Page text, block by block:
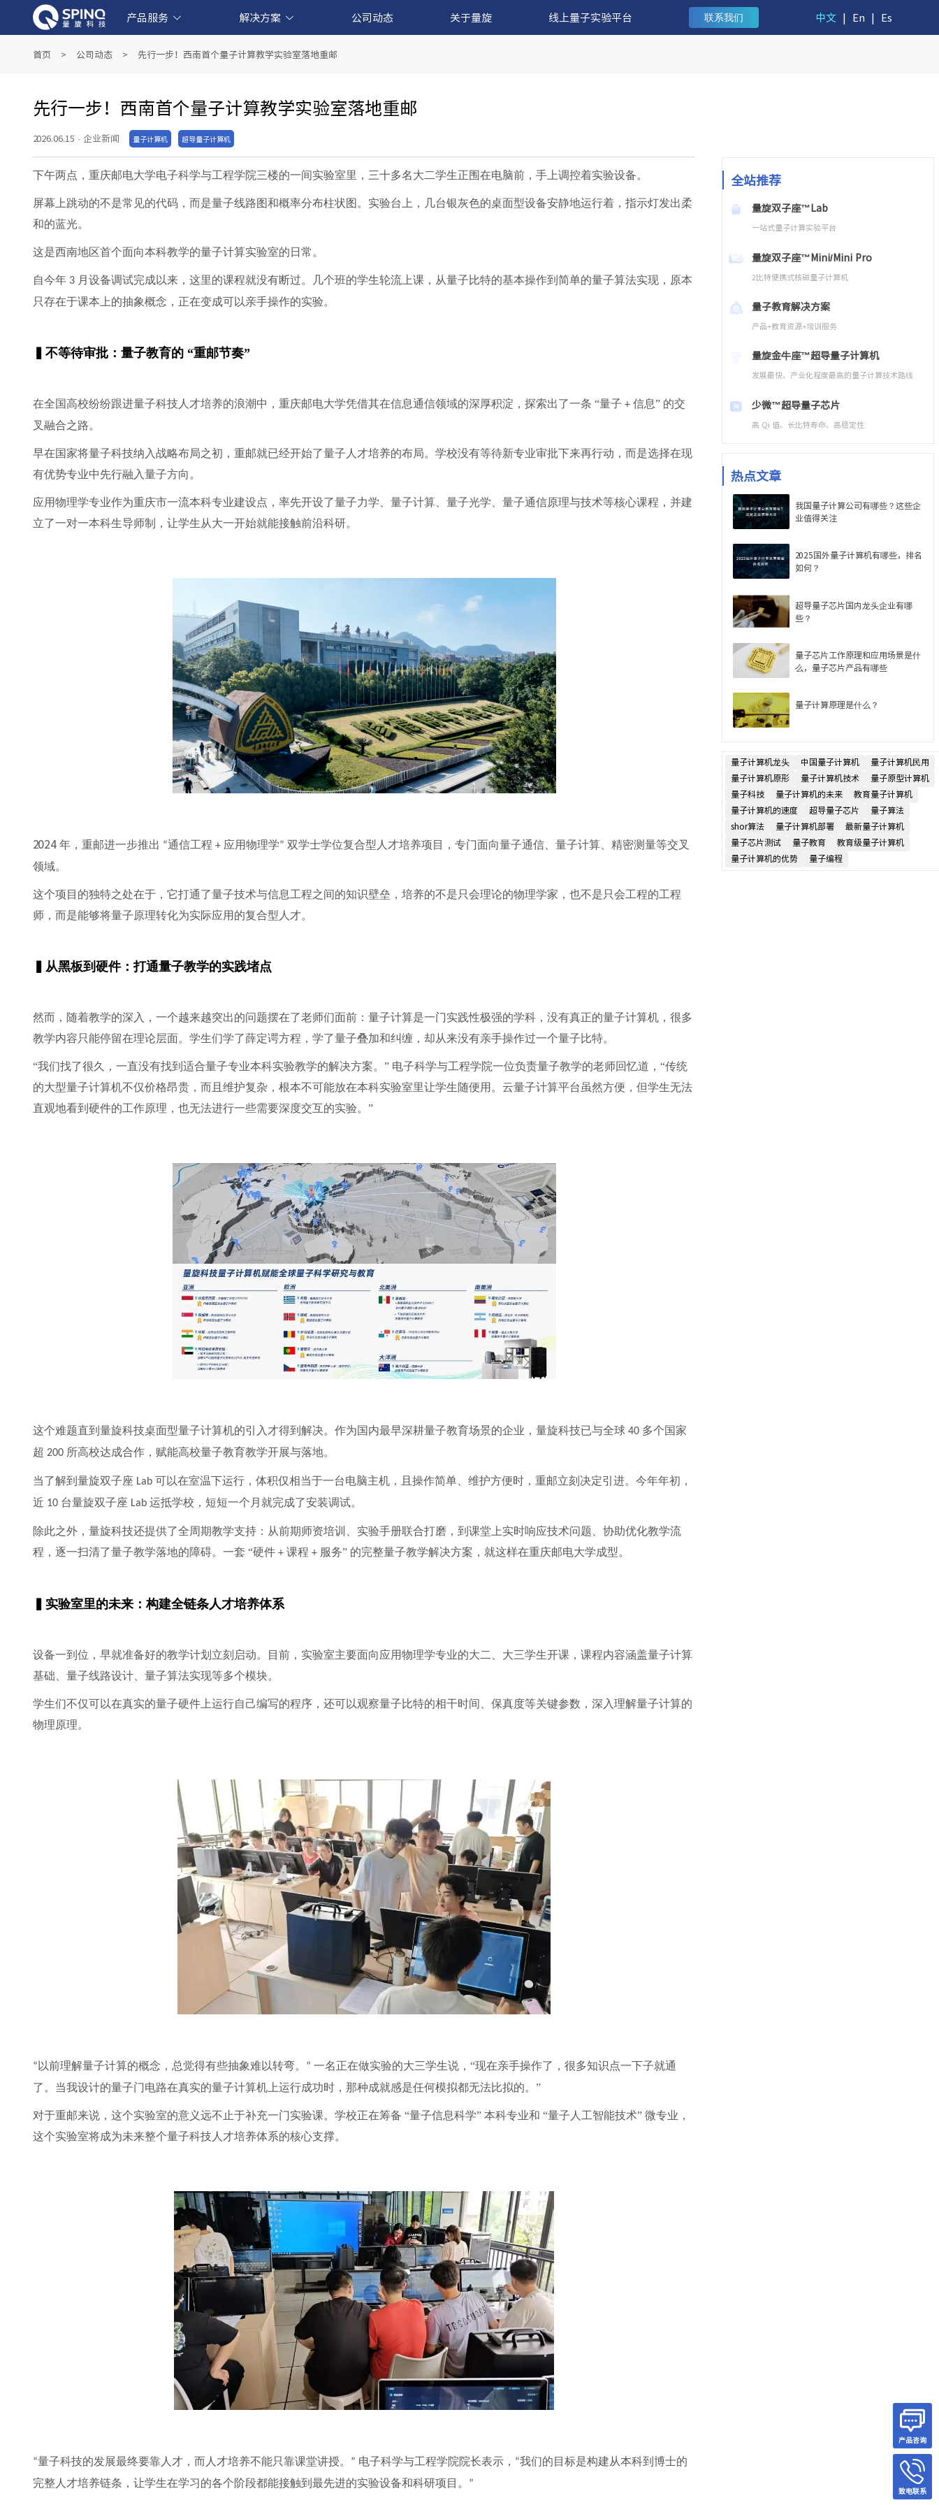
产品服务
产业级超导量子计算机产品
教育级核磁量子计算机产品
线上量子实验平台和软件产品
解决方案
量子教育解决方案
金融科技解决方案
生物医药解决方案
人工智能解决方案
公司动态 关于量旋 线上量子实验平台 联系我们 中文 | En | Es
首页 > 公司动态 > 先行一步！西南首个量子计算教学实验室落地重邮
先行一步！西南首个量子计算教学实验室落地重邮
2026.06.15 · 企业新闻 量子计算机 超导量子计算机
下午两点，重庆邮电大学电子科学与工程学院三楼的一间实验室里，三十多名大二学生正围在电脑前，手上调控着实验设备。
屏幕上跳动的不是常见的代码，而是量子线路图和概率分布柱状图。实验台上，几台银灰色的桌面型设备安静地运行着，指示灯发出柔
和的蓝光。
这是西南地区首个面向本科教学的量子计算实验室的日常。
自今年 3 月设备调试完成以来，这里的课程就没有断过。几个班的学生轮流上课，从量子比特的基本操作到简单的量子算法实现，原本
只存在于课本上的抽象概念，正在变成可以亲手操作的实验。
▍不等待审批：量子教育的 “重邮节奏”
在全国高校纷纷跟进量子科技人才培养的浪潮中，重庆邮电大学凭借其在信息通信领域的深厚积淀，探索出了一条 “量子 + 信息” 的交
叉融合之路。
早在国家将量子科技纳入战略布局之初，重邮就已经开始了量子人才培养的布局。学校没有等待新专业审批下来再行动，而是选择在现
有优势专业中先行融入量子方向。
应用物理学专业作为重庆市一流本科专业建设点，率先开设了量子力学、量子计算、量子光学、量子通信原理与技术等核心课程，并建
立了一对一本科生导师制，让学生从大一开始就能接触前沿科研。
2024 年，重邮进一步推出 “通信工程 + 应用物理学” 双学士学位复合型人才培养项目，专门面向量子通信、量子计算、精密测量等交叉
领域。
这个项目的独特之处在于，它打通了量子技术与信息工程之间的知识壁垒，培养的不是只会理论的物理学家，也不是只会工程的工程
师，而是能够将量子原理转化为实际应用的复合型人才。
▍从黑板到硬件：打通量子教学的实践堵点
然而，随着教学的深入，一个越来越突出的问题摆在了老师们面前：量子计算是一门实践性极强的学科，没有真正的量子计算机，很多
教学内容只能停留在理论层面。学生们学了薛定谔方程，学了量子叠加和纠缠，却从来没有亲手操作过一个量子比特。
“我们找了很久，一直没有找到适合量子专业本科实验教学的解决方案。” 电子科学与工程学院一位负责量子教学的老师回忆道，“传统
的大型量子计算机不仅价格昂贵，而且维护复杂，根本不可能放在本科实验室里让学生随便用。云量子计算平台虽然方便，但学生无法
直观地看到硬件的工作原理，也无法进行一些需要深度交互的实验。”
这个难题直到量旋科技桌面型量子计算机的引入才得到解决。 作为国内最早深耕量子教育场景的企业，量旋科技已与全球 40 多个国家
超 200 所高校达成合作，赋能高校量子教育教学开展与落地。
当了解到量旋双子座 Lab 可以在室温下运行，体积仅相当于一台电脑主机，且操作简单、维护方便时，重邮立刻决定引进。今年年初，
近 10 台量旋双子座 Lab 运抵学校，短短一个月就完成了安装调试。
除此之外，量旋科技还提供了全周期教学支持：从前期师资培训、实验手册联合打磨，到课堂上实时响应技术问题、协助优化教学流
程，逐一扫清了量子教学落地的障碍。一套 “硬件 + 课程 + 服务” 的完整量子教学解决方案，就这样在重庆邮电大学成型。
▍实验室里的未来：构建全链条人才培养体系
设备一到位，早就准备好的教学计划立刻启动。目前，实验室主要面向应用物理学专业的大二、大三学生开课，课程内容涵盖量子计算
基础、量子线路设计、量子算法实现等多个模块。
学生们不仅可以在真实的量子硬件上运行自己编写的程序，还可以观察量子比特的相干时间、保真度等关键参数，深入理解量子计算的
物理原理。
“ 以前理解量子计算的概念，总觉得有些抽象难以转弯。 ” 一名正在做实验的大三学生说， “现在亲手操作了，很多知识点一下子就通
了。当我设计的量子门电路在真实的量子计算机上运行成功时，那种成就感是任何模拟都无法比拟的。”
对于重邮来说，这个实验室的意义远不止于补充一门实验课。学校正在筹备 “量子信息科学” 本科专业和 “量子人工智能技术” 微专业，
这个实验室将成为未来整个量子科技人才培养体系的核心支撑。
“量子科技的发展最终要靠人才，而人才培养不能只靠课堂讲授。 ” 电子科学与工程学院院长表示， “我们的目标是构建从本科到博士的
完整人才培养链条，让学生在学习的各个阶段都能接触到最先进的实验设备和科研项目。 ”
全站推荐
量旋双子座™Lab
一站式量子计算实验平台
量旋双子座™Mini/Mini Pro
2比特便携式核磁量子计算机
量子教育解决方案
产品+教育资源+培训服务
量旋金牛座™超导量子计算机
发展最快、产业化程度最高的量子计算技术路线
少微™超导量子芯片
高 Qi 值、长比特寿命、高稳定性
热点文章
我国量子计算公司有哪些？这些企
业值得关注
2025国外量子计算机有哪些，排名
如何？
超导量子芯片国内龙头企业有哪
些？
量子芯片工作原理和应用场景是什
么，量子芯片产品有哪些
量子计算原理是什么？
量子计算机龙头 中国量子计算机
量子计算机民用
量子计算机原形
量子计算机技术
量子原型计算机
量子科技
量子计算机的未来
教育量子计算机
量子计算机的速度
超导量子芯片
量子算法
shor算法
量子计算机部署
最新量子计算机
量子芯片测试
量子教育
教育级量子计算机
量子计算机的优势
量子编程
产品咨询
致电联系